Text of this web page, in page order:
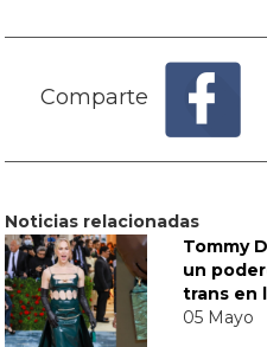
Comparte
Noticias relacionadas
Tommy
un
trans en
05 Mayo